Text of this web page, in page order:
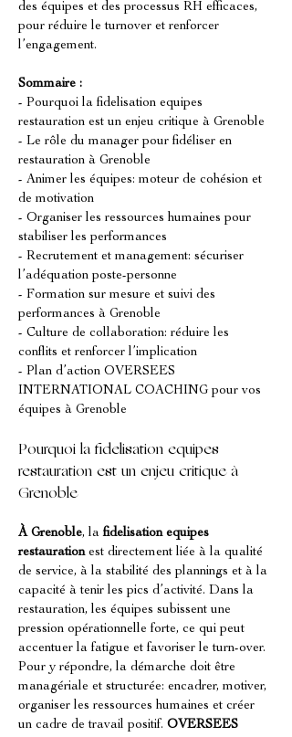
des équipes et des processus RH efficaces,
pour réduire le turnover et renforcer
l’engagement.
Sommaire :
- Pourquoi la fidelisation equipes
restauration est un enjeu critique à Grenoble
- Le rôle du manager pour fidéliser en
restauration à Grenoble
- Animer les équipes: moteur de cohésion et
de motivation
- Organiser les ressources humaines pour
stabiliser les performances
- Recrutement et management: sécuriser
l’adéquation poste-personne
- Formation sur mesure et suivi des
performances à Grenoble
- Culture de collaboration: réduire les
conflits et renforcer l’implication
- Plan d’action OVERSEES
INTERNATIONAL COACHING pour vos
équipes à Grenoble
Pourquoi la fidelisation equipes
restauration est un enjeu critique à
Grenoble
À Grenoble, la fidelisation equipes
restauration est directement liée à la qualité
de service, à la stabilité des plannings et à la
capacité à tenir les pics d’activité. Dans la
restauration, les équipes subissent une
pression opérationnelle forte, ce qui peut
accentuer la fatigue et favoriser le turn-over.
Pour y répondre, la démarche doit être
managériale et structurée: encadrer, motiver,
organiser les ressources humaines et créer
un cadre de travail positif. OVERSEES